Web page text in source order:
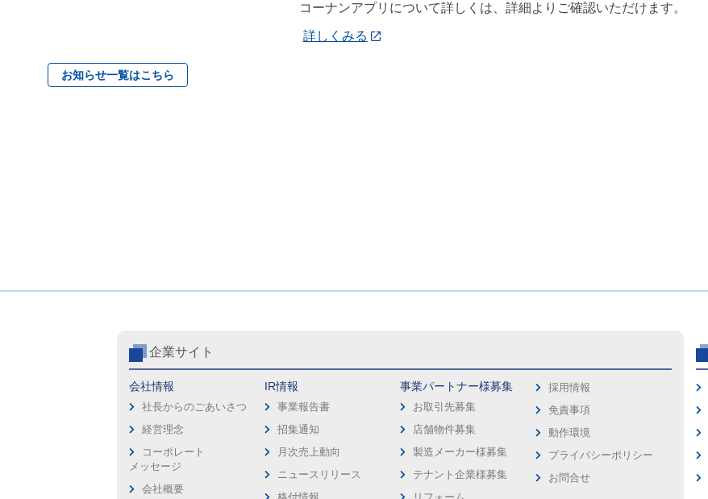
コーナンアプリについて詳しくは、詳細よりご確認いただけます。
詳しくみる
お知らせ一覧はこちら
企業サイト
会社情報
社長からのごあいさつ
経営理念
コーポレート
メッセージ
会社概要
IR情報
事業報告書
招集通知
月次売上動向
ニュースリリース
事業パートナー様募集
お取引先募集
店舗物件募集
製造メーカー様募集
テナント企業様募集
採用情報
免責事項
動作環境
プライバシーポリシー
お問合せ